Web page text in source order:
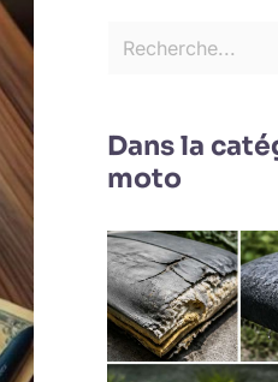
rDans la
moto